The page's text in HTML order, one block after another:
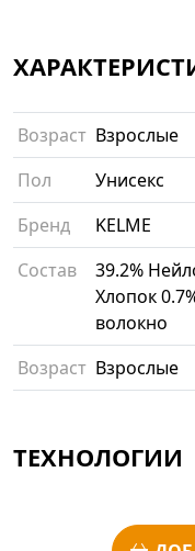
Возраст Взрослые
Пол
Унисекс
Бренд
KELME
Состав
39.2%
Хлопок
волокно
Возраст Взрослые
ТЕХНОЛОГИИ